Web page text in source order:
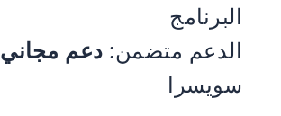
البرنامج
الدعم متضمن: دعم مجاني
سويسرا